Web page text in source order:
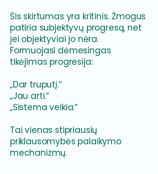
Šis skirtumas yra kritinis. Žmogus
patiria subjektyvų progresą, net
jei objektyviai jo nėra.
Formuojasi dėmesingas
tikėjimas progresija:
„Dar truputį.“
„Jau arti.“
„Sistema veikia.“
Tai vienas stipriausių
priklausomybės palaikymo
mechanizmų.